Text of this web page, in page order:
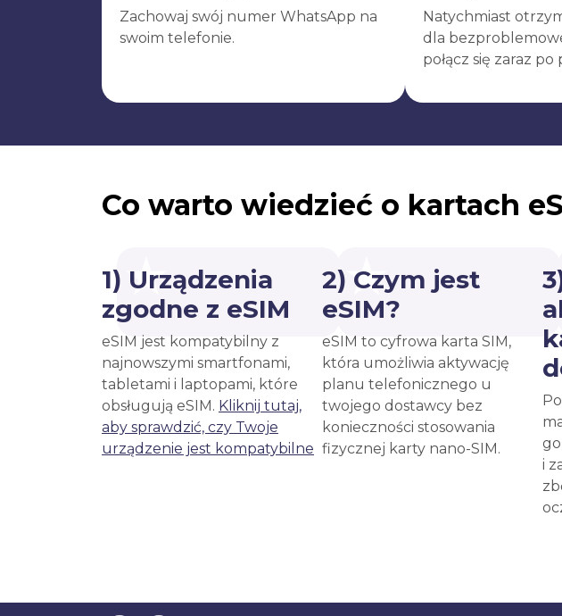
Zachowaj swój numer WhatsApp na
swoim telefonie.
Natychmiast
dla
połącz się zaraz po
Co warto wiedzieć o kartach
1) Urządzenia
zgodne z eSIM
eSIM jest kompatybilny z
najnowszymi smartfonami,
tabletami i laptopami, które
obsługują eSIM. Kliknij tutaj,
aby sprawdzić, czy Twoje
urządzenie jest kompatybilne
2) Czym jest
eSIM?
eSIM to cyfrowa karta SIM,
która umożliwia aktywację
planu telefonicznego u
twojego dostawcy bez
konieczności stosowania
fizycznej karty nano-SIM.
i